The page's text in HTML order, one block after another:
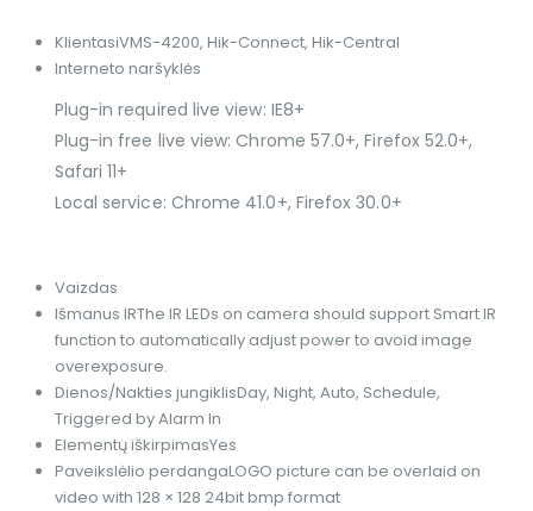
KlientasiVMS-4200, Hik-Connect, Hik-Central
Interneto naršyklės
Plug-in required live view: IE8+
Plug-in free live view: Chrome 57.0+, Firefox 52.0+,
Safari 11+
Local service: Chrome 41.0+, Firefox 30.0+
Vaizdas
Išmanus IRThe IR LEDs on camera should support Smart IR
function to automatically adjust power to avoid image
overexposure.
Dienos/Nakties jungiklisDay, Night, Auto, Schedule,
Triggered by Alarm In
Elementų iškirpimasYes
Paveikslėlio perdangaLOGO picture can be overlaid on
video with 128 × 128 24bit bmp format